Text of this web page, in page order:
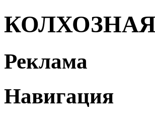
КОЛХОЗНАЯ
Реклама
Навигация